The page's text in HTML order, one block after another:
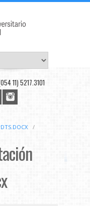
11) 5217.3101
/